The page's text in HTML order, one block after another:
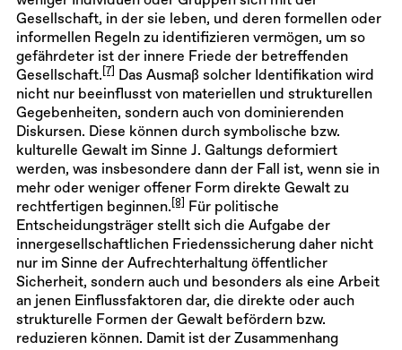
Gesellschaft, in der sie leben, und deren formellen oder
informellen Regeln zu identifizieren vermögen, um so
gefährdeter ist der innere Friede der betreffenden
Gesellschaft. [7]
Das Ausmaß solcher Identifikation wird
nicht nur beeinflusst von materiellen und strukturellen
Gegebenheiten, sondern auch von dominierenden
Diskursen. Diese können durch symbolische bzw.
kulturelle Gewalt im Sinne J. Galtungs deformiert
werden, was insbesondere dann der Fall ist, wenn sie in
mehr oder weniger offener Form direkte Gewalt zu
rechtfertigen beginnen. [8]
Für politische
Entscheidungsträger stellt sich die Aufgabe der
innergesellschaftlichen Friedenssicherung daher nicht
nur im Sinne der Aufrechterhaltung öffentlicher
Sicherheit, sondern auch und besonders als eine Arbeit
an jenen Einflussfaktoren dar, die direkte oder auch
strukturelle Formen der Gewalt befördern bzw.
reduzieren können. Damit ist der Zusammenhang